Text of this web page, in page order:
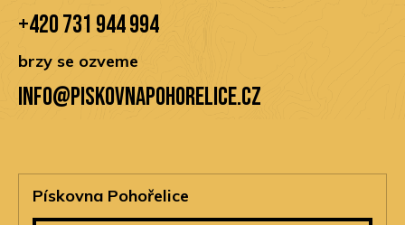
+420 731 944 994
brzy se ozveme
info@piskovnapohorelice.cz
Pískovna Pohořelice